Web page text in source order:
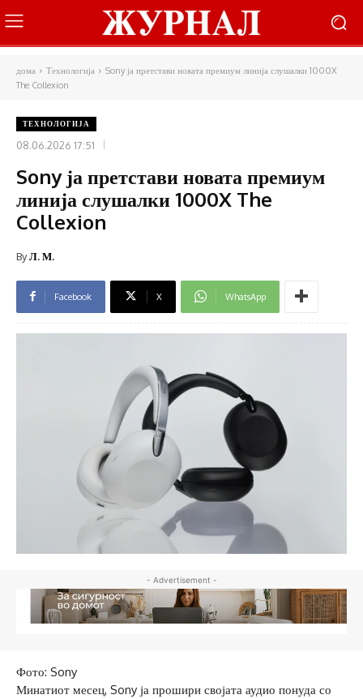
дома Технологија
Sony ја претстави новата премиум линија слушалки 1000X
The Collexion
ТЕХНОЛОГИЈА
08.06.2026 17:51
Sony ја претстави новата премиум
линија слушалки 1000X The
Collexion
ByЛ. М.
Facebook X WhatsApp
- Advertisement -
Фото: Sony
Минатиот месец, Sony ја прошири својата аудио понуда со